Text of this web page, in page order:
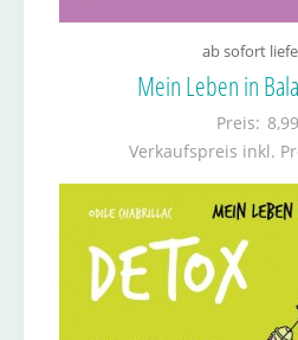
ab sofort
Mein Leben in
Preis:
Verkaufspreis inkl.